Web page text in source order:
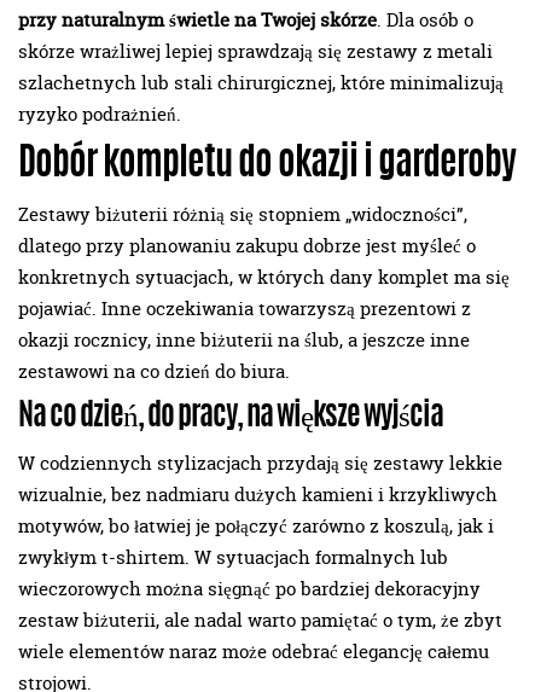
przy naturalnym świetle na Twojej skórze. Dla osób o
skórze wrażliwej lepiej sprawdzają się zestawy z metali
szlachetnych lub stali chirurgicznej, które minimalizują
ryzyko podrażnień.
Dobór kompletu do okazji i garderoby
Zestawy biżuterii różnią się stopniem „widoczności”,
dlatego przy planowaniu zakupu dobrze jest myśleć o
konkretnych sytuacjach, w których dany komplet ma się
pojawiać. Inne oczekiwania towarzyszą prezentowi z
okazji rocznicy, inne biżuterii na ślub, a jeszcze inne
zestawowi na co dzień do biura.
Na co dzień, do pracy, na większe wyjścia
W codziennych stylizacjach przydają się zestawy lekkie
wizualnie, bez nadmiaru dużych kamieni i krzykliwych
motywów, bo łatwiej je połączyć zarówno z koszulą, jak i
zwykłym t-shirtem. W sytuacjach formalnych lub
wieczorowych można sięgnąć po bardziej dekoracyjny
zestaw biżuterii, ale nadal warto pamiętać o tym, że zbyt
wiele elementów naraz może odebrać elegancję całemu
strojowi.